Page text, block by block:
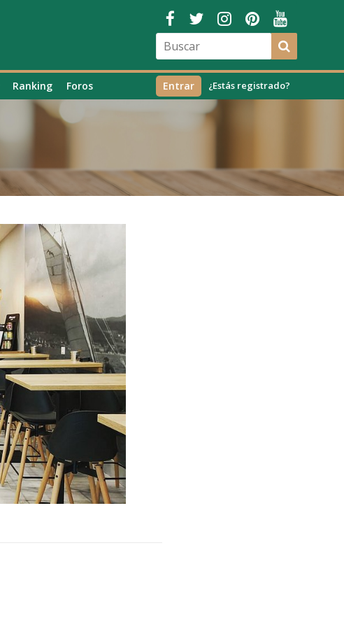
Ranking Foros ¿Estás registrado?
Entrar